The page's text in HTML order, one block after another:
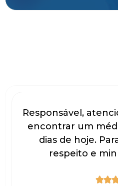
Responsável,
encontrar um
dias de hoje.
respeito e
